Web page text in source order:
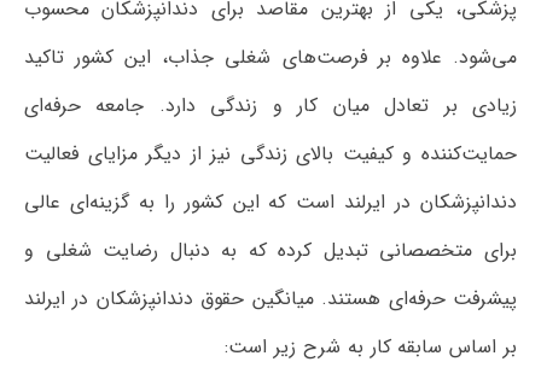
پزشکی، یکی از بهترین مقاصد برای دندانپزشکان محسوب
می‌شود. علاوه بر فرصت‌های شغلی جذاب، این کشور تاکید
زیادی بر تعادل میان کار و زندگی دارد. جامعه حرفه‌ای
حمایت‌کننده و کیفیت بالای زندگی نیز از دیگر مزایای فعالیت
دندانپزشکان در ایرلند است که این کشور را به گزینه‌ای عالی
برای متخصصانی تبدیل کرده که به دنبال رضایت شغلی و
پیشرفت حرفه‌ای هستند. میانگین حقوق دندانپزشکان در ایرلند
بر اساس سابقه کار به شرح زیر است: